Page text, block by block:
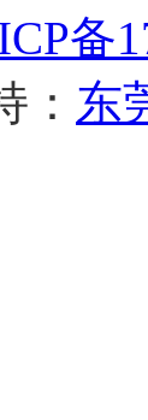
备
： 东